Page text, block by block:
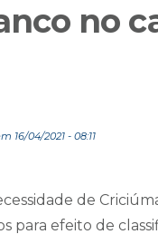
no
16/04/2021 - 08:11
de
para efeito de